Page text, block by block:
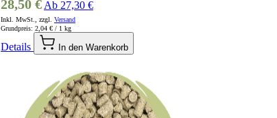
28,50 € Ab 27,30 €
Inkl. MwSt., zzgl. Versand
Grundpreis: 2,04 € / 1 kg
Details In den Warenkorb